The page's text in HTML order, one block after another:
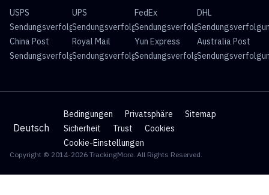
USPS
Sendungsverfolgung
UPS
Sendungsverfolgung
FedEx
Sendungsverfolgung
DHL
China Post
Sendungsverfolgung
Royal Mail
Sendungsverfolgung
Yun Express
Sendungsverfolgung
Australia Post
Deutsch
Bedingungen Privatsphäre
Sitemap
Sicherheit
Trust
Cookies
Cookie-Einstellungen
Copyright © 2014-2026 TrackingMore. All Rights Reserved.